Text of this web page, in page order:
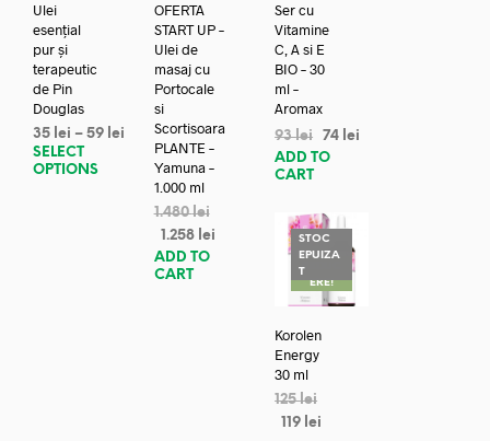
Ulei
esențial
pur și
terapeutic
de Pin
Douglas
35 lei – 59 lei
SELECT
OPTIONS
OFERTA
START UP –
Ulei de
masaj cu
Portocale
si
Scortisoara
PLANTE –
Yamuna –
1.000 ml
1.480lei
1.258 lei
ADD TO
CART
Ser cu
Vitamine
C, A si E
BIO – 30
ml –
Aromax
93lei 74 lei
ADD TO
CART
STOC
EPUIZA
TREDUC
ERE!
Korolen
Energy
30 ml
125lei
119 lei